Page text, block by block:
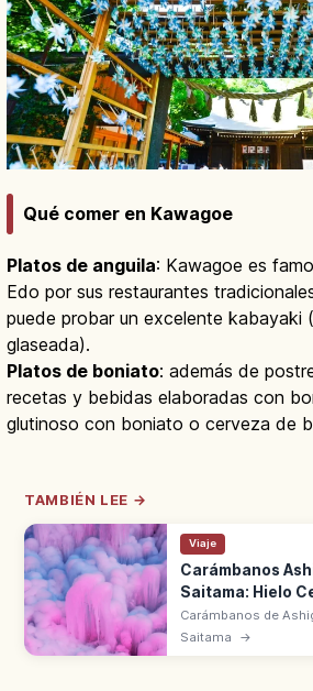
Qué comer en Kawagoe
Platos de anguila: Kawagoe es
Edo por sus restaurantes
puede probar un excelente kabayaki
glaseada).
Platos de boniato: además de
recetas y bebidas elaboradas con
glutinoso con boniato o cerveza de
TAMBIÉN LEE →
Viaje
Carámbanos
Saitama: Hielo
Estación
Carámbanos de
(Chichibu, Saitama),
Saitama →